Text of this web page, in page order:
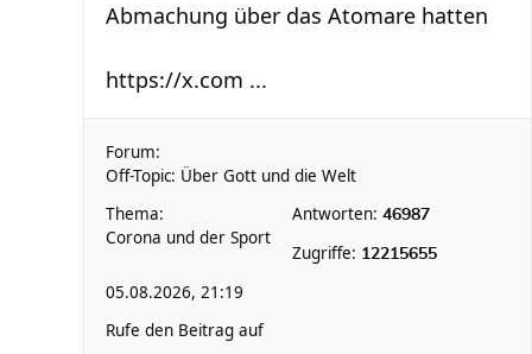
Abmachung über das Atomare hatten
https://x.com ...
Forum:
Off-Topic: Über Gott und die Welt
Thema:
Corona und der Sport
Antworten: 46987
Zugriffe: 12215655
05.08.2026, 21:19
Rufe den Beitrag auf